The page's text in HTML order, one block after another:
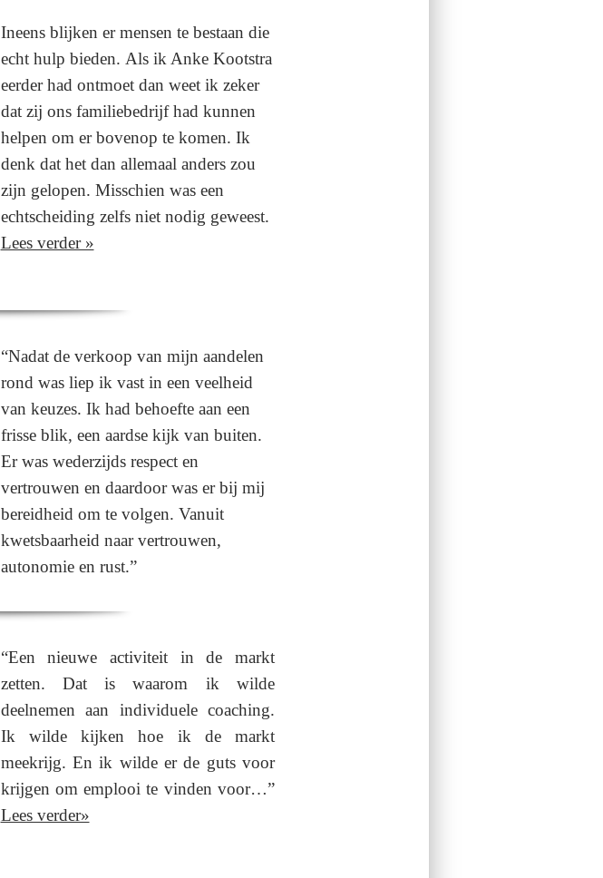
Ineens blijken er mensen te bestaan die
echt hulp bieden. Als ik Anke Kootstra
eerder had ontmoet dan weet ik zeker
dat zij ons familiebedrijf had kunnen
helpen om er bovenop te komen. Ik
denk dat het dan allemaal anders zou
zijn gelopen. Misschien was een
echtscheiding zelfs niet nodig geweest.
Lees verder »
“Nadat de verkoop van mijn aandelen
rond was liep ik vast in een veelheid
van keuzes. Ik had behoefte aan een
frisse blik, een aardse kijk van buiten.
Er was wederzijds respect en
vertrouwen en daardoor was er bij mij
bereidheid om te volgen. Vanuit
kwetsbaarheid naar vertrouwen,
autonomie en rust.”
“Een nieuwe activiteit in de markt
zetten. Dat is waarom ik wilde
deelnemen aan individuele coaching.
Ik wilde kijken hoe ik de markt
meekrijg. En ik wilde er de guts voor
krijgen om emplooi te vinden voor…”
Lees verder»